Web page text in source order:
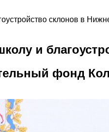
склонов в
и
фонд